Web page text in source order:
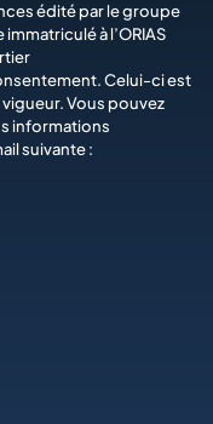
édité par le groupe
à l’ORIAS
Celui-ci est
Vous pouvez
informations
suivante :